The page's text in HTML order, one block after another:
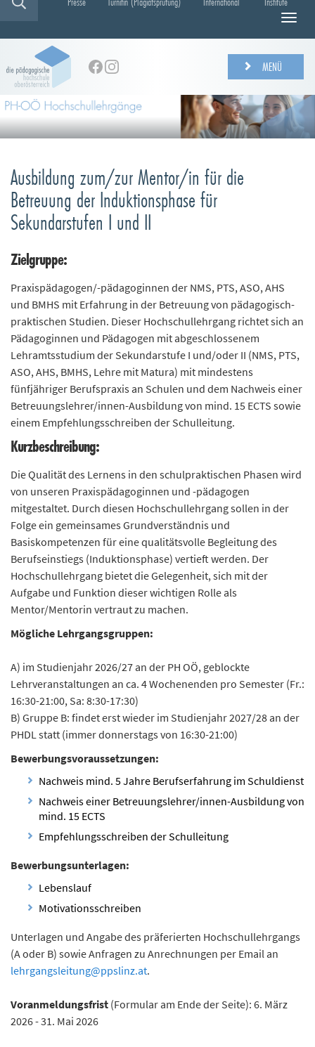
N
g
a
t
i
o
l
n
e
MENÜ
Ausbildung zum/zur Mentor/in für die
Betreuung der Induktionsphase für
Sekundarstufen I und II
Zielgruppe:
Praxispädagogen/-pädagoginnen der NMS, PTS, ASO, AHS
und BMHS mit Erfahrung in der Betreuung von pädagogisch-
praktischen Studien. Dieser Hochschullehrgang richtet sich an
Pädagoginnen und Pädagogen mit abgeschlossenem
Lehramtsstudium der Sekundarstufe I und/oder II (NMS, PTS,
ASO, AHS, BMHS, Lehre mit Matura) mit mindestens
fünfjähriger Berufspraxis an Schulen und dem Nachweis einer
Betreuungslehrer/innen-Ausbildung von mind. 15 ECTS sowie
einem Empfehlungsschreiben der Schulleitung.
Kurzbeschreibung:
Die Qualität des Lernens in den schulpraktischen Phasen wird
von unseren Praxispädagoginnen und -pädagogen
mitgestaltet. Durch diesen Hochschullehrgang sollen in der
Folge ein gemeinsames Grundverständnis und
Basiskompetenzen für eine qualitätsvolle Begleitung des
Berufseinstiegs (Induktionsphase) vertieft werden. Der
Hochschullehrgang bietet die Gelegenheit, sich mit der
Aufgabe und Funktion dieser wichtigen Rolle als
Mentor/Mentorin vertraut zu machen.
Mögliche Lehrgangsgruppen:
A) im Studienjahr 2026/27 an der PH OÖ, geblockte
Lehrveranstaltungen an ca. 4 Wochenenden pro Semester (Fr.:
16:30-21:00, Sa: 8:30-17:30)
B) Gruppe B: findet erst wieder im Studienjahr 2027/28 an der
PHDL statt (immer donnerstags von 16:30-21:00)
Bewerbungsvoraussetzungen:
Nachweis mind. 5 Jahre Berufserfahrung im Schuldienst
Nachweis einer Betreuungslehrer/innen-Ausbildung von
mind. 15 ECTS
Empfehlungsschreiben der Schulleitung
Bewerbungsunterlagen:
Lebenslauf
Motivationsschreiben
Unterlagen und Angabe des präferierten Hochschullehrgangs
(A oder B) sowie Anfragen zu Anrechnungen per Email an
lehrgangsleitung@ppslinz.at.
Voranmeldungsfrist (Formular am Ende der Seite): 6. März
2026 - 31. Mai 2026